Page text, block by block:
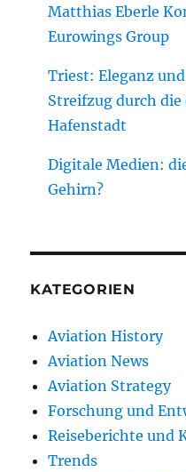
Matthias Eberle
Eurowings Group
Triest: Eleganz
Streifzug durch
Hafenstadt
Digitale Medien:
Gehirn?
KATEGORIEN
Aviation History
Aviation News
Aviation Strategy
Forschung und
Reiseberichte und
Trends